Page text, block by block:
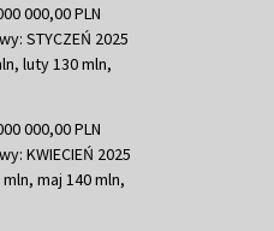
000,00 PLN
STYCZEŃ 2025
luty 130 mln,
000,00 PLN
KWIECIEŃ 2025
maj 140 mln,